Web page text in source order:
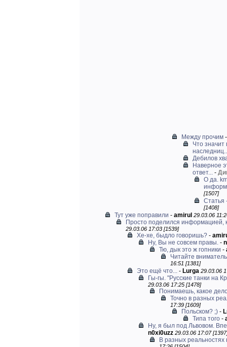
Между прочим
Что значит
Дебилов
Наверное
ответ... -
О да.
[1507]
Статья
[1408]
Тут уже поправили - amirul 29.03.06
Просто поделился информацией,
29.03.06 17:03 [1539]
Хе-хе, быдло говоришь? -
Ну, Вы не совсем правы. -
Тю, дык это ж гопники -
Читайте
16:51 [1381]
Это ещё что... - Lurga 29.03.06
Гы-гы. "Русские танки на
29.03.06 17:25 [1478]
Понимаешь, какое
Точно в разных
17:39 [1609]
Польском? ;) -
Типа того -
Ну, я был под Львовом.
n0xi0uzz 29.03.06 17:07
В разных